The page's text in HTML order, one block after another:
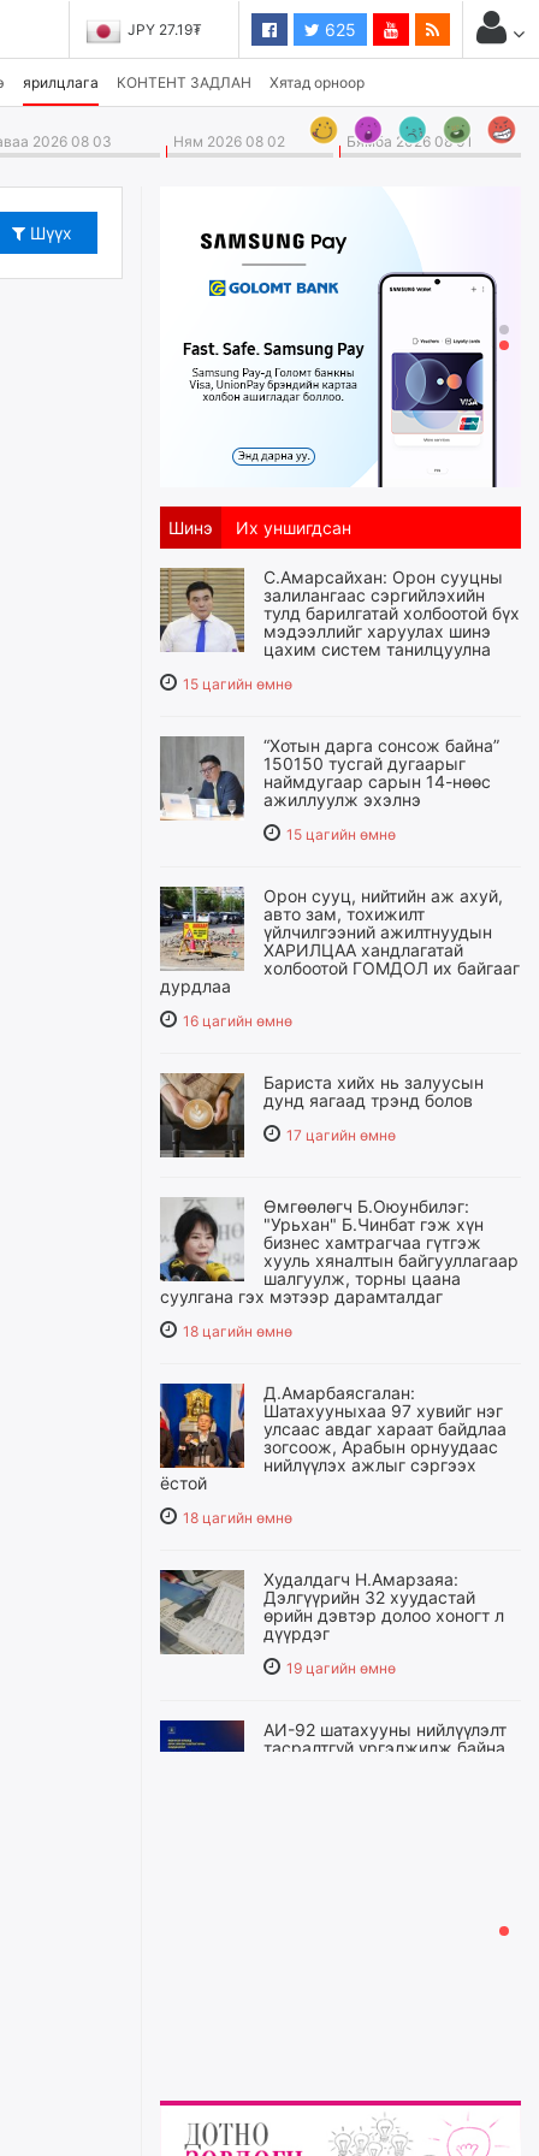
JPY 27.19₮ 625
ярилцлага КОНТЕНТ ЗАДЛАН Хятад орноор
2026 08 03 Ням 2026 08 02 Бямба 2026 08 01
Шүүх
Шинэ Их уншигдсан
С.Амарсайхан: Орон сууцны
залилангаас сэргийлэхийн
тулд барилгатай холбоотой бүх
мэдээллийг харуулах шинэ
цахим систем танилцуулна
15 цагийн өмнө
“Хотын дарга сонсож байна”
150150 тусгай дугаарыг
наймдугаар сарын 14-нөөс
ажиллуулж эхэлнэ
15 цагийн өмнө
Орон сууц, нийтийн аж ахуй,
авто зам, тохижилт
үйлчилгээний ажилтнуудын
ХАРИЛЦАА хандлагатай
холбоотой ГОМДОЛ их байгааг
дурдлаа
16 цагийн өмнө
Бариста хийх нь залуусын
дунд яагаад трэнд болов
17 цагийн өмнө
Өмгөөлөгч Б.Оюунбилэг:
"Урьхан" Б.Чинбат гэж хүн
бизнес хамтрагчаа гүтгэж
хууль хяналтын байгууллагаар
шалгуулж, торны цаана
суулгана гэх мэтээр дарамталдаг
18 цагийн өмнө
Д.Амарбаясгалан:
Шатахууныхаа 97 хувийг нэг
улсаас авдаг хараат байдлаа
зогсоож, Арабын орнуудаас
нийлүүлэх ажлыг сэргээх
ёстой
18 цагийн өмнө
Худалдагч Н.Амарзаяа:
Дэлгүүрийн 32 хуудастай
өрийн дэвтэр долоо хоногт л
дүүрдэг
19 цагийн өмнө
АИ-92 шатахууны нийлүүлэлт
тасралтгүй үргэлжилж байна
Нефть импортлогч компаниуд